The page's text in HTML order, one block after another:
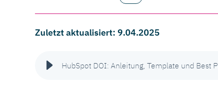
Zuletzt aktualisiert: 9.04.2025
HubSpot DOI: Anleitung, Template und Best